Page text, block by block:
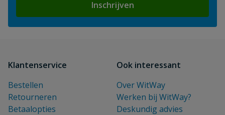
Inschrijven
Klantenservice
Bestellen
Retourneren
Betaalopties
Ook interessant
Over WitWay
Werken bij WitWay?
Deskundig advies